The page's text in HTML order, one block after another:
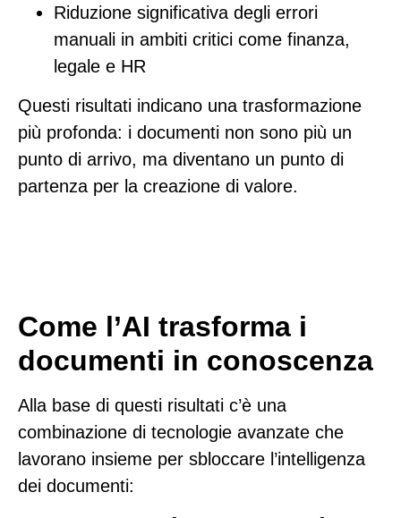
Riduzione significativa degli errori
manuali in ambiti critici come finanza,
legale e HR
Questi risultati indicano una trasformazione
più profonda: i documenti non sono più un
punto di arrivo, ma diventano un punto di
partenza per la creazione di valore.
Come l’AI trasforma i
documenti in conoscenza
Alla base di questi risultati c’è una
combinazione di tecnologie avanzate che
lavorano insieme per sbloccare l’intelligenza
dei documenti: